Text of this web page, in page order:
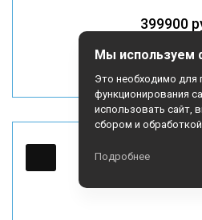
399900
Мы используем
Это необходимо для
функционирования
использовать сайт,
сбором и
Подробнее